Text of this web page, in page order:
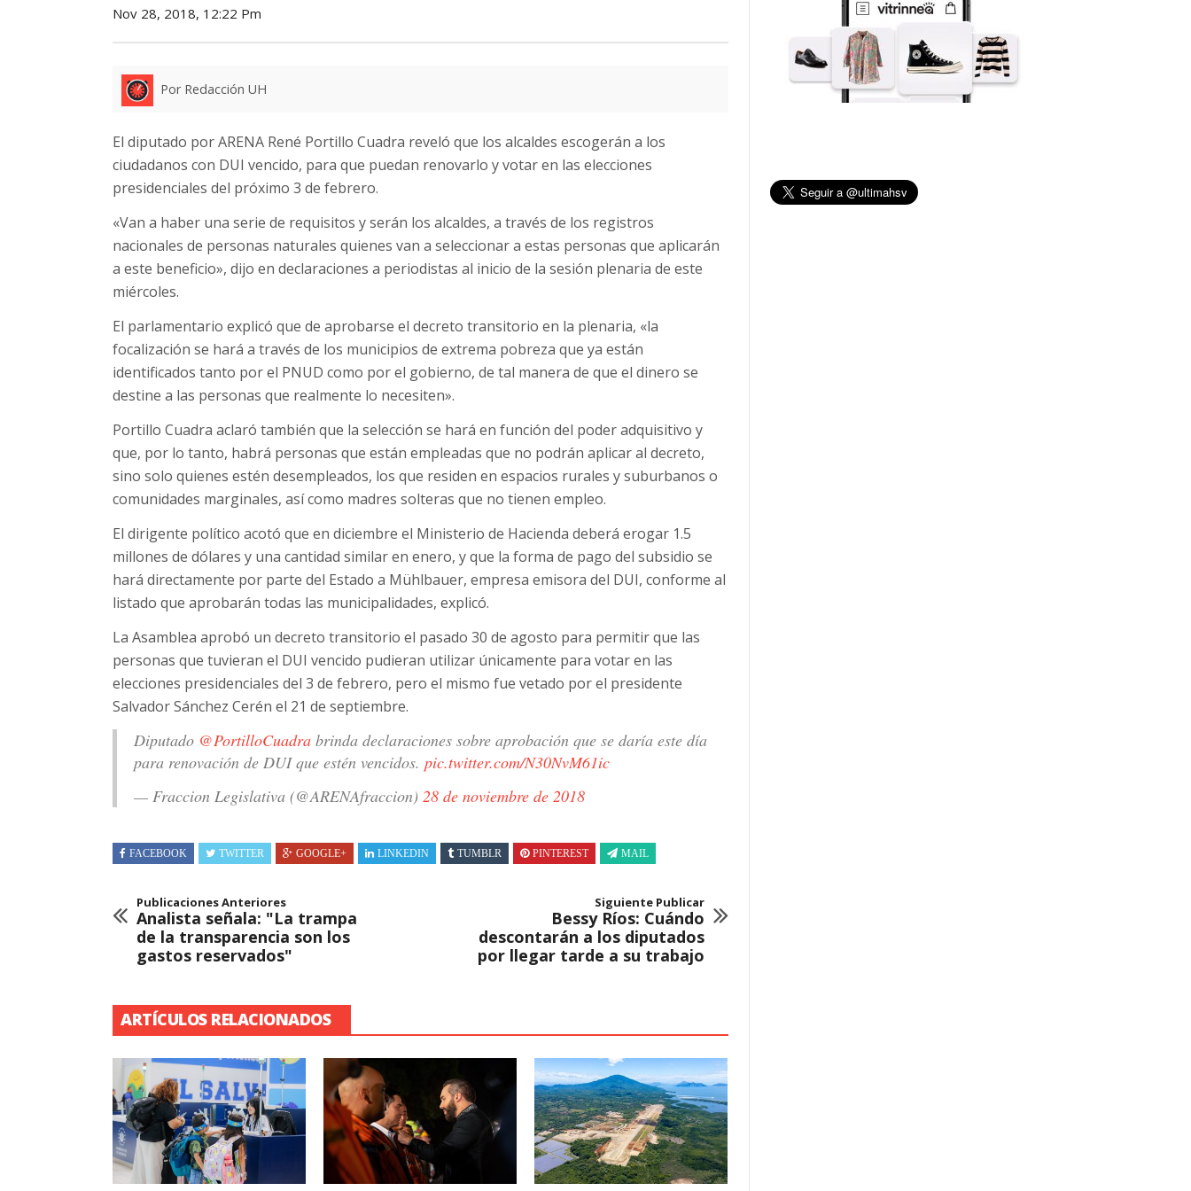
Nov 28, 2018, 12:22 Pm
Por Redacción UH
El diputado por ARENA René Portillo Cuadra reveló que los alcaldes escogerán a los
ciudadanos con DUI vencido, para que puedan renovarlo y votar en las elecciones
presidenciales del próximo 3 de febrero.
«Van a haber una serie de requisitos y serán los alcaldes, a través de los registros
nacionales de personas naturales quienes van a seleccionar a estas personas que aplicarán
a este beneficio», dijo en declaraciones a periodistas al inicio de la sesión plenaria de este
miércoles.
El parlamentario explicó que de aprobarse el decreto transitorio en la plenaria, «la
focalización se hará a través de los municipios de extrema pobreza que ya están
identificados tanto por el PNUD como por el gobierno, de tal manera de que el dinero se
destine a las personas que realmente lo necesiten».
Portillo Cuadra aclaró también que la selección se hará en función del poder adquisitivo y
que, por lo tanto, habrá personas que están empleadas que no podrán aplicar al decreto,
sino solo quienes estén desempleados, los que residen en espacios rurales y suburbanos o
comunidades marginales, así como madres solteras que no tienen empleo.
El dirigente político acotó que en diciembre el Ministerio de Hacienda deberá erogar 1.5
millones de dólares y una cantidad similar en enero, y que la forma de pago del subsidio se
hará directamente por parte del Estado a Mühlbauer, empresa emisora del DUI, conforme al
listado que aprobarán todas las municipalidades, explicó.
La Asamblea aprobó un decreto transitorio el pasado 30 de agosto para permitir que las
personas que tuvieran el DUI vencido pudieran utilizar únicamente para votar en las
elecciones presidenciales del 3 de febrero, pero el mismo fue vetado por el presidente
Salvador Sánchez Cerén el 21 de septiembre.
Diputado @PortilloCuadra brinda declaraciones sobre aprobación que se daría este día
para renovación de DUI que estén vencidos. pic.twitter.com/N30NvM61ic
— Fraccion Legislativa (@ARENAfraccion) 28 de noviembre de 2018
FACEBOOK TWITTER GOOGLE+ LINKEDIN TUMBLR PINTEREST MAIL
Publicaciones Anteriores
Analista señala: "La trampa
de la transparencia son los
gastos reservados"
Siguiente Publicar
Bessy Ríos: Cuándo
descontarán a los diputados
por llegar tarde a su trabajo
ARTÍCULOS RELACIONADOS